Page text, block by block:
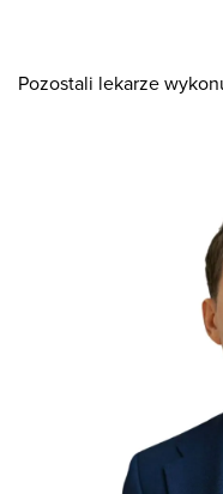
Pozostali lekarze